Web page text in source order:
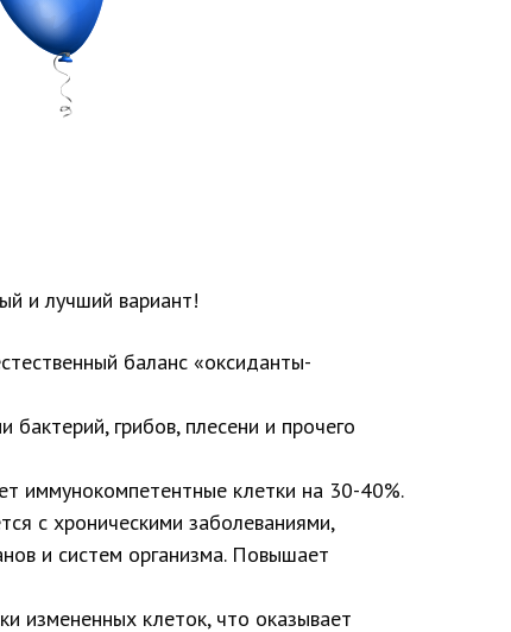
и лучший вариант!
баланс «оксиданты-
грибов, плесени и прочего
иммунокомпетентные клетки на 30-40%.
с хроническими заболеваниями,
и систем организма. Повышает
измененных клеток, что оказывает